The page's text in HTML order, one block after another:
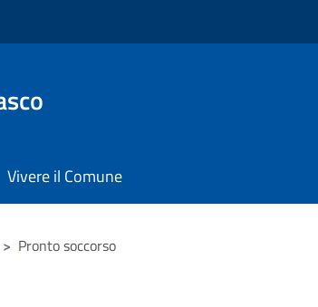
Vivere il Comune
> Pronto soccorso